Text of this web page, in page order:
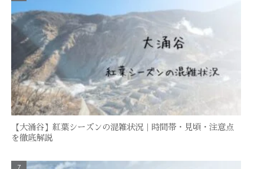
【大涌谷】紅葉シーズンの混雑状況｜時間帯・見頃・注意点
を徹底解説